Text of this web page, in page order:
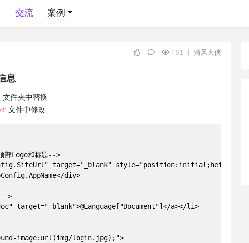
交流 案例
461 清风大侠
息
文件夹中替换
文件中修改
部Logo和标题-->
target="_blank"
div>
>
target="_blank">@Language["Document"]</a></li>
image:url(img/login.jpg);">